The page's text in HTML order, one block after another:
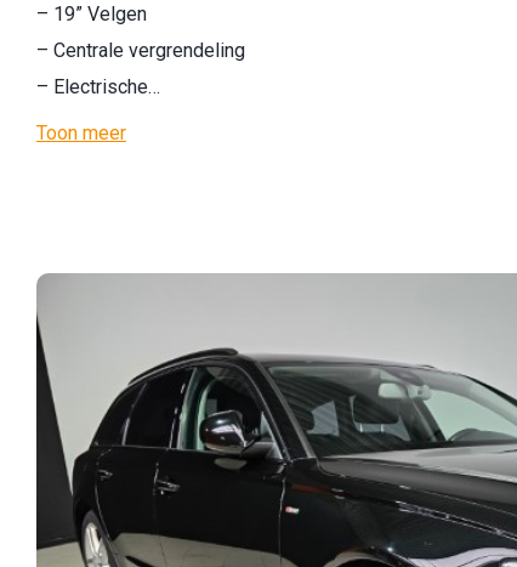
– 19” Velgen
– Centrale vergrendeling
– Electrische…
Toon meer